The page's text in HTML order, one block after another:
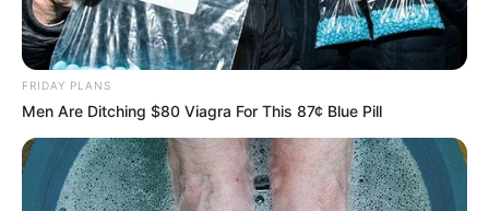
FRIDAY PLANS
Men Are Ditching $80 Viagra For This 87¢ Blue Pill